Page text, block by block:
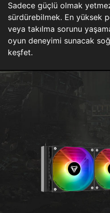
Sadece güçlü olmak
sürdürebilmek. En yüksek
veya takılma sorunu
oyun deneyimi sunacak
keşfet.